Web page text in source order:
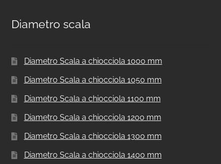
Diametro scala
Diametro Scala a chiocciola 1000 mm
Diametro Scala a chiocciola 1050 mm
Diametro Scala a chiocciola 1100 mm
Diametro Scala a chiocciola 1200 mm
Diametro Scala a chiocciola 1300 mm
Diametro Scala a chiocciola 1400 mm